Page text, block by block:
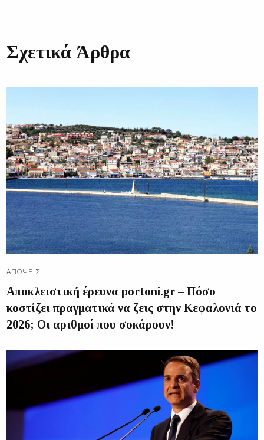
Σχετικά Άρθρα
ΑΠΌΨΕΙΣ
Αποκλειστική έρευνα portoni.gr – Πόσο
κοστίζει πραγματικά να ζεις στην Κεφαλονιά το
2026; Οι αριθμοί που σοκάρουν!